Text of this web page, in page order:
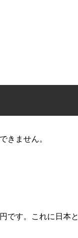
きません。
です。これに日本